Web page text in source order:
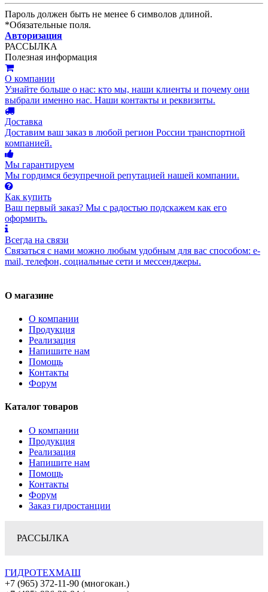
Пароль должен быть не менее 6 символов длиной.
*Обязательные поля.
Авторизация
РАССЫЛКА
Полезная информация
О компании
Узнайте больше о нас: кто мы, наши клиенты и почему они
выбрали именно нас. Наши контакты и реквизиты.
Доставка
Доставим ваш заказ в любой регион России транспортной
компанией.
Мы гарантируем
Мы гордимся безупречной репутацией нашей компании.
Как купить
Ваш первый заказ? Мы с радостью подскажем как его
оформить.
Всегда на связи
Связаться с нами можно любым удобным для вас способом: e-
mail, телефон, социальные сети и мессенджеры.
О магазине
О компании
Продукция
Реализация
Напишите нам
Помощь
Контакты
Форум
Каталог товаров
О компании
Продукция
Реализация
Напишите нам
Помощь
Контакты
Форум
Заказ гидростанции
РАССЫЛКА
ГИДРОТЕХМАШ
+7 (965) 372-11-90 (многокан.)